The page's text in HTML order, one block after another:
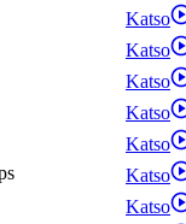
Katso
Katso
Katso
Katso
Katso
Katso
Katso